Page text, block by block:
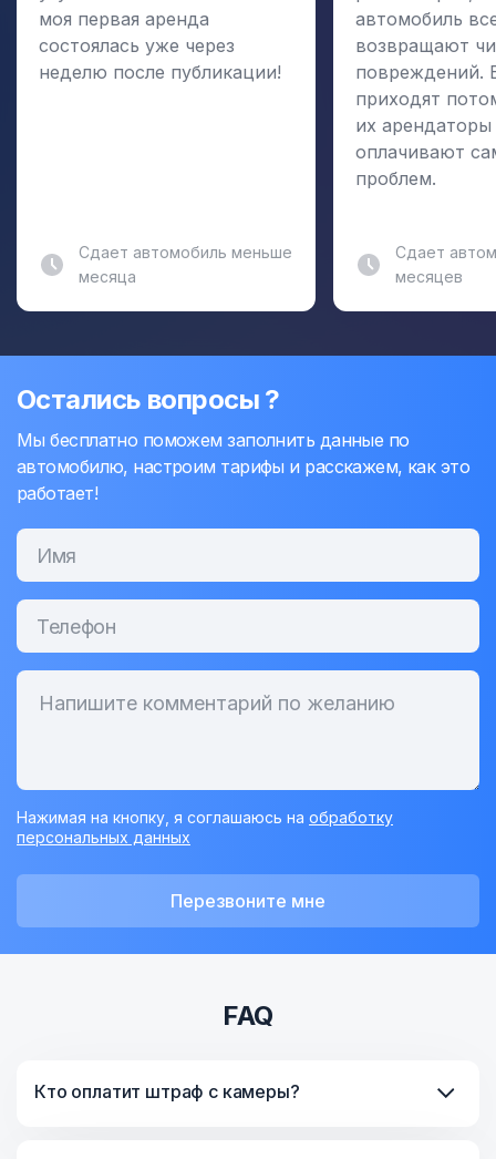
моя первая аренда
состоялась уже через
неделю после публикации!
Сдает автомобиль меньше
месяца
автомобиль
возвращают
повреждений.
приходят
их арендаторы
оплачивают
проблем.
Сдает
месяцев
Остались вопросы ?
Мы бесплатно поможем заполнить данные по
автомобилю, настроим тарифы и расскажем, как это
работает!
Нажимая на кнопку, я соглашаюсь на обработку
персональных данных
Перезвоните мне
FAQ
Кто оплатит штраф с камеры?